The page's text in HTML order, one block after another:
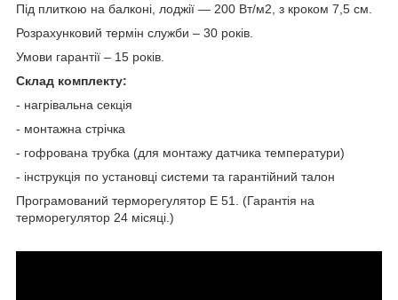
Під плиткою на балконі, лоджії — 200 Вт/м2, з кроком 7,5 см.
Розрахунковий термін служби – 30 років.
Умови гарантії – 15 років.
Склад комплекту:
- нагрівальна секція
- монтажна стрічка
- гофрована трубка (для монтажу датчика температури)
- інструкція по установці системи та гарантійний талон
Програмований терморегулятор E 51. (Гарантія на
терморегулятор 24 місяці.)